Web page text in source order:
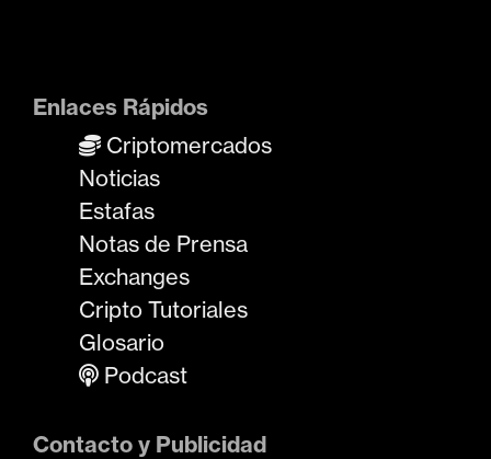
Enlaces Rápidos
Criptomercados
Noticias
Estafas
Notas de Prensa
Exchanges
Cripto Tutoriales
Glosario
Podcast
Contacto y Publicidad